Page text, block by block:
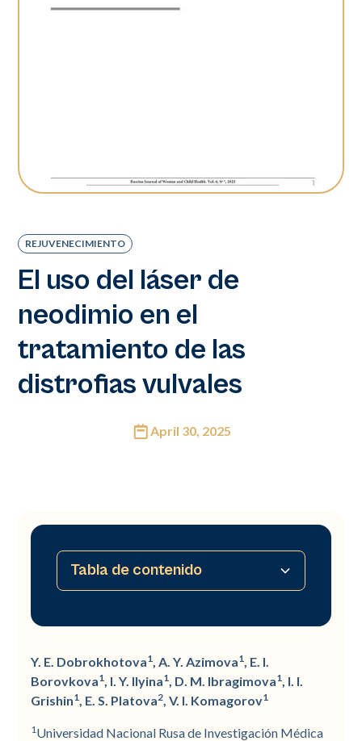
REJUVENECIMIENTO
El uso del láser de
neodimio en el
tratamiento de las
distrofias vulvales
April 30, 2025
Y. E. Dobrokhotova1, A. Y. Azimova1, E. I.
Borovkova1, I. Y. Ilyina1, D. M. Ibragimova1, I. I.
Grishin1, E. S. Platova2, V. I. Komagorov1
1 Universidad Nacional Rusa de Investigación Médica
Tabla de contenido